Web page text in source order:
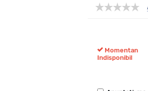
Momentan
Indisponibil